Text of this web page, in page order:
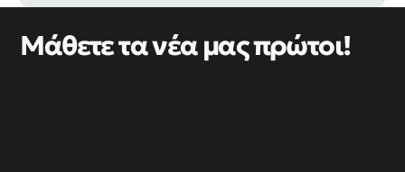
Μάθετε τα νέα μας πρώτοι!